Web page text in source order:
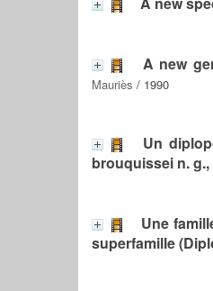
A new
Mauriès / 1990
Un
brouquissei n. g.,
Une
superfamille